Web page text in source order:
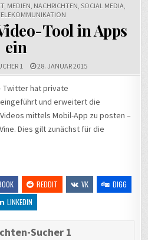
, MEDIEN, NACHRICHTEN, SOCIAL MEDIA,
Tool in Apps
ein
1 28. JANUAR 2015
Twitter hat private
und erweitert die
mittels Mobil-App zu posten –
Dies gilt zunächst für die
REDDIT VK
DIGG
LINKEDIN
Sucher 1